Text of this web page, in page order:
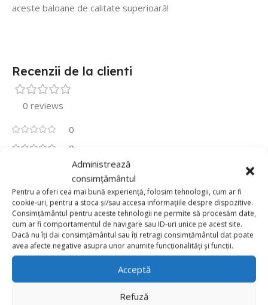
Administrează
consimțământul
Pentru a oferi cea mai bună experiență, folosim tehnologii, cum ar fi
cookie-uri, pentru a stoca și/sau accesa informațiile despre dispozitive.
Consimțământul pentru aceste tehnologii ne permite să procesăm date,
cum ar fi comportamentul de navigare sau ID-uri unice pe acest site.
Dacă nu îți dai consimțământul sau îți retragi consimțământul dat poate
avea afecte negative asupra unor anumite funcționalități și funcții.
Acceptă
Refuză
aceste baloane de calitate superioară!
Recenzii de la clienti
0 reviews
0
0
0
0
0
Fii primul care scrii o recenzie pentru „Balon Folie
Litera B 40cm, Rosu”
Adresa ta de email nu va fi publicată. Câmpurile obligatorii